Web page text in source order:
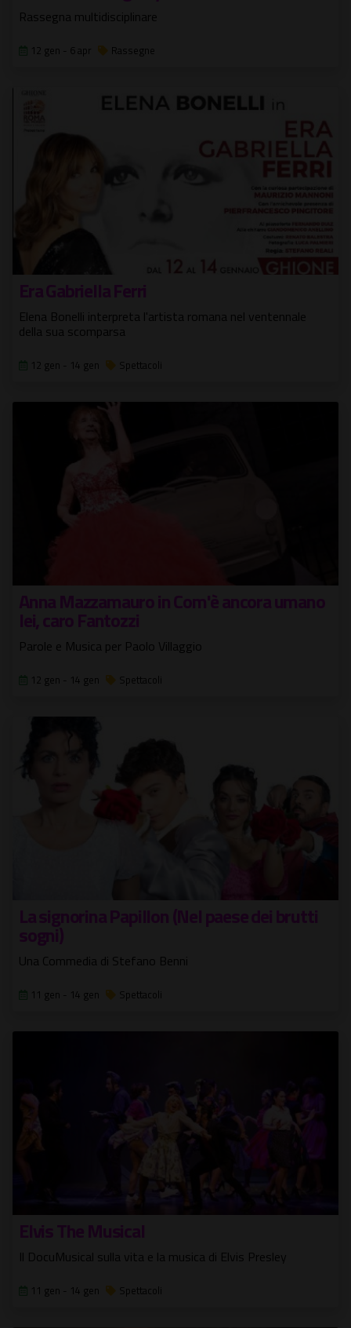
Rassegna multidisciplinare
12 gen - 6 apr Rassegne
Era Gabriella Ferri
Elena Bonelli interpreta l'artista romana nel ventennale
della sua scomparsa
12 gen - 14 gen Spettacoli
Anna Mazzamauro in Com'è ancora umano
lei, caro Fantozzi
Parole e Musica per Paolo Villaggio
12 gen - 14 gen Spettacoli
La signorina Papillon (Nel paese dei brutti
sogni)
Una Commedia di Stefano Benni
11 gen - 14 gen Spettacoli
Elvis The Musical
Il DocuMusical sulla vita e la musica di Elvis Presley
11 gen - 14 gen Spettacoli